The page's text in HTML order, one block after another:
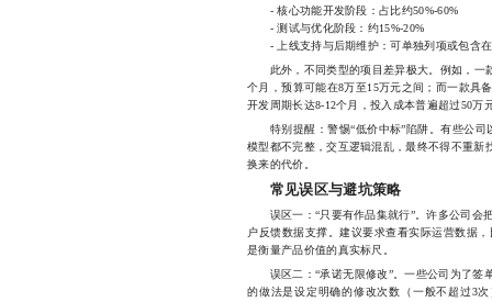
- 核心功能开发阶段：占比约50%-60%
- 测试与优化阶段：约15%-20%
- 上线支持与后期维护：可单独列项或包含
此外，不同类型的项目差异极大。例如，一
个月，预算可能在8万至15万元之间；而一款具
开发周期长达8-12个月，投入成本普遍超过50万
特别提醒：警惕“低价中标”陷阱。有些公司
模型都不完整，交互逻辑混乱，最终不得不重新
换来的代价。
常见误区与避坑策略
误区一：“只要有作品集就行”。许多公司会
户反馈数据支撑。建议要求查看实际运营数据
是衡量产品价值的真实标尺。
误区二：“承诺无限修改”。一些公司为了签
的做法是设定明确的修改次数（一般不超过3